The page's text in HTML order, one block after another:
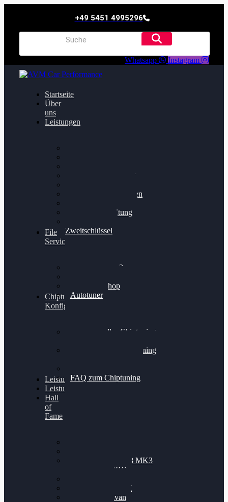
+49 5451 4995296
Whatsapp Instagram
Startseite
Über
uns
Leistungen
Getriebeoptimierung
Bremsscheiben planen
Felgenaufbereitung
Zweitschlüssel
File
Service
Alientech Kess3
Alientech Shop
Autotuner
Chiptuning
Konfigurator
Professionelles Chiptuning
Professionelles Chiptuning
FAQ zum Chiptuning
Leistungsmessung
Leistungsprüfstand
Hall
of
Fame
Nissan GT-R35 3.8 MK3
V6 TWINTURBO
VW Passat 2.0TDI
VW T6 Multivan